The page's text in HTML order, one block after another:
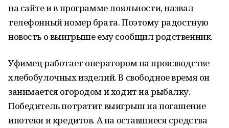
на сайте и в программе лояльности, назвал
телефонный номер брата. Поэтому радостную
новость о выигрыше ему сообщил родственник.
Уфимец работает оператором на производстве
хлебобулочных изделий. В свободное время он
занимается огородом и ходит на рыбалку.
Победитель потратит выигрыш на погашение
ипотеки и кредитов. А на оставшиеся средства